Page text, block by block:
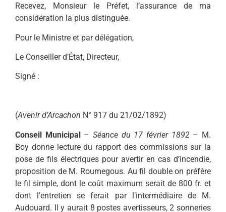
Recevez, Monsieur le Préfet, l’assurance de ma
considération la plus distinguée.
Pour le Ministre et par délégation,
Le Conseiller d’État, Directeur,
Signé :
(Avenir d’Arcachon N° 917 du 21/02/1892)
Conseil Municipal –Séance du 17 février 1892 – M.
Boy donne lecture du rapport des commissions sur la
pose de fils électriques pour avertir en cas d’incendie,
proposition de M. Roumegous. Au fil double on préfère
le fil simple, dont le coût maximum serait de 800 fr. et
dont l’entretien se ferait par l’intermédiaire de M.
Audouard. Il y aurait 8 postes avertisseurs, 2 sonneries